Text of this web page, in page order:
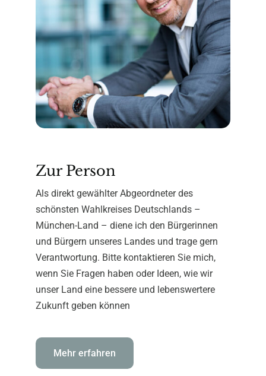
Zur Person
Als direkt gewählter Abgeordneter des
schönsten Wahlkreises Deutschlands –
München-Land – diene ich den Bürgerinnen
und Bürgern unseres Landes und trage gern
Verantwortung. Bitte kontaktieren Sie mich,
wenn Sie Fragen haben oder Ideen, wie wir
unser Land eine bessere und lebenswertere
Zukunft geben können
Mehr erfahren